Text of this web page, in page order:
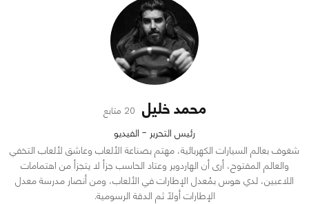
محمد خليل 20 متابع
رئيس التحرير - الفيديو
شغوف بعالم السيارات الكهربائية، مهتم بصناعة الألعاب وعاشق لألعاب التخفي
والعالم المفتوح، أرى أن الهاردوير وعتاد الحاسب جزأ لا يتجزأ من اهتمامات
اللاعبين، لدي هوس بمُعدل الإطارات في الألعاب، ومن أنصار مدرسة معدل
الإطارات أولاً ثم الدقة الرسومية.